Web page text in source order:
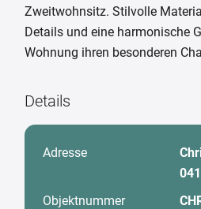
Zweitwohnsitz. Stilvolle
Details und eine harmonische
Wohnung ihren besonderen
Details
Adresse
Objektnummer